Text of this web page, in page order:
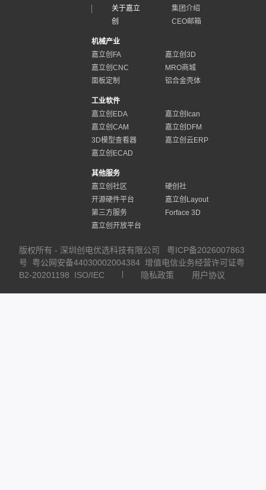
关于嘉立
创
集团介绍
CEO邮箱
机械产业
嘉立创FA
嘉立创3D
嘉立创CNC
MRO商城
面板定制
铝合金壳体
工业软件
嘉立创EDA
嘉立创Ican
嘉立创CAM
嘉立创DFM
3D模型查看器
嘉立创云ERP
嘉立创ECAD
其他服务
嘉立创社区
硬创社
开源硬件平台
嘉立创Layout
第三方服务
Forface 3D
嘉立创开放平台
版权所有 - 深圳创电优选科技有限公司
粤ICP备2026007863
号
粤公网安备44030002004384 增值电信业务经营许可证粤
B2-20201198
ISO/IEC 隐私政策 用户协议